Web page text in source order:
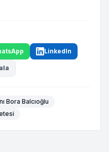
LinkedIn
Bora Balcıoğlu